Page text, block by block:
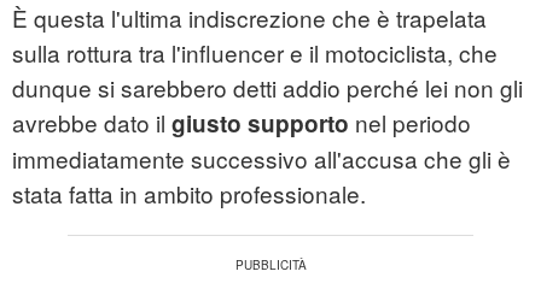
È questa l'ultima indiscrezione che è trapelata
sulla rottura tra l'influencer e il motociclista, che
dunque si sarebbero detti addio perché lei non gli
avrebbe dato il giusto supporto nel periodo
immediatamente successivo all'accusa che gli è
stata fatta in ambito professionale.